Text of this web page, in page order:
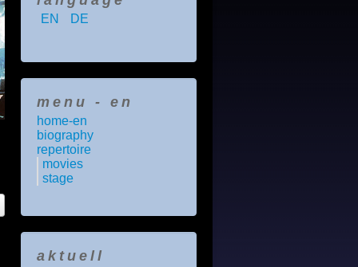
EN DE
menu - en
home-en
biography
repertoire
movies
stage
aktuell